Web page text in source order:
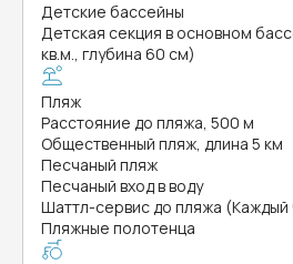
Детские бассейны
Детская секция в основном
кв.м., глубина 60 см)
Пляж
Расстояние до пляжа, 500 м
Общественный пляж, длина 5 км
Песчаный пляж
Песчаный вход в воду
Шаттл-сервис до пляжа (Каждый
Пляжные полотенца